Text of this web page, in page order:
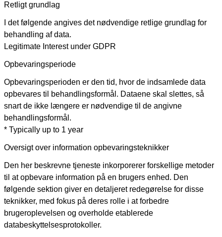
Retligt grundlag
I det følgende angives det nødvendige retlige grundlag for
behandling af data.
Legitimate Interest under GDPR
Opbevaringsperiode
Opbevaringsperioden er den tid, hvor de indsamlede data
opbevares til behandlingsformål. Dataene skal slettes, så
snart de ikke længere er nødvendige til de angivne
behandlingsformål.
* Typically up to 1 year
Oversigt over information opbevaringsteknikker
Den her beskrevne tjeneste inkorporerer forskellige metoder
til at opbevare information på en brugers enhed. Den
følgende sektion giver en detaljeret redegørelse for disse
teknikker, med fokus på deres rolle i at forbedre
brugeroplevelsen og overholde etablerede
databeskyttelsesprotokoller.